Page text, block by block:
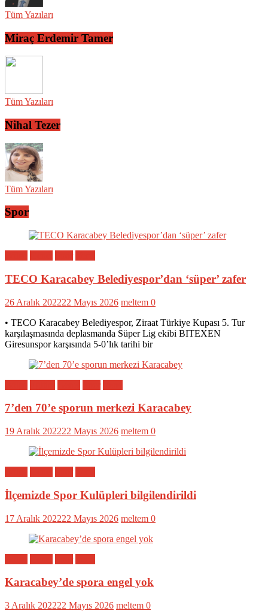
Tüm Yazıları
Miraç Erdemir Tamer
Tüm Yazıları
Nihal Tezer
Tüm Yazıları
Spor
TECO Karacabey Belediyespor’dan ‘süper’ zafer
26 Aralık 202222 Mayıs 2026 meltem 0
• TECO Karacabey Belediyespor, Ziraat Türkiye Kupası 5. Tur
karşılaşmasında deplasmanda Süper Lig ekibi BITEXEN
Giresunspor karşısında 5-0’lık tarihi bir
7’den 70’e sporun merkezi Karacabey
19 Aralık 202222 Mayıs 2026 meltem 0
İlçemizde Spor Kulüpleri bilgilendirildi
17 Aralık 202222 Mayıs 2026 meltem 0
Karacabey’de spora engel yok
3 Aralık 202222 Mayıs 2026 meltem 0